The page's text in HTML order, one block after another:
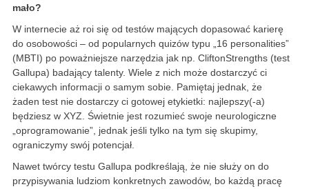
mało?
W internecie aż roi się od testów mających dopasować karierę
do osobowości – od popularnych quizów typu „16 personalities”
(MBTI) po poważniejsze narzędzia jak np. CliftonStrengths (test
Gallupa) badający talenty. Wiele z nich może dostarczyć ci
ciekawych informacji o samym sobie. Pamiętaj jednak, że
żaden test nie dostarczy ci gotowej etykietki: najlepszy(-a)
będziesz w XYZ. Świetnie jest rozumieć swoje neurologiczne
„oprogramowanie”, jednak jeśli tylko na tym się skupimy,
ograniczymy swój potencjał.
Nawet twórcy testu Gallupa podkreślają, że nie służy on do
przypisywania ludziom konkretnych zawodów, bo każdą pracę